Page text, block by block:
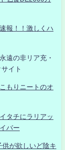
報！！激しくハ
遠の非リア充・
イト
もりニートのオ
タチにラリアッ
バー
供が欲しいど陰キ